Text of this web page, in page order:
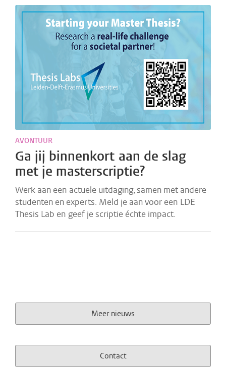
AVONTUUR
Ga jij binnenkort aan de slag
met je masterscriptie?
Werk aan een actuele uitdaging, samen met andere
studenten en experts. Meld je aan voor een LDE
Thesis Lab en geef je scriptie échte impact.
Meer nieuws
Contact